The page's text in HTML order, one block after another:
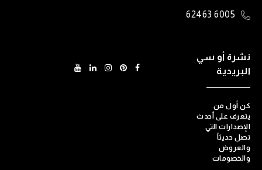
6005 62463
نشرة أو سي
البريدية
كن أول من
يتعرف على أحدث
الإصدارات التي
تصل حديثاً
والعروض
والخصومات